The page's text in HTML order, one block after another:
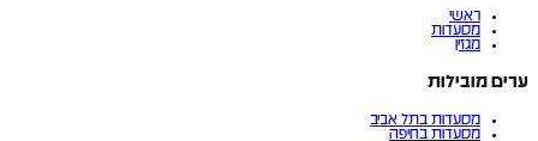
ראשי
מסעדות
מגזין
ערים מובילות
מסעדות בתל אביב
מסעדות בחיפה